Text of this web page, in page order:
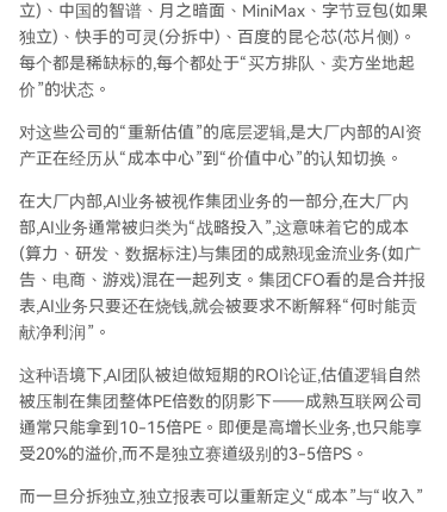
立)、中国的智谱、月之暗面、MiniMax、字节豆包(如果
独立)、快手的可灵(分拆中)、百度的昆仑芯(芯片侧)。
每个都是稀缺标的,每个都处于“买方排队、卖方坐地起
价”的状态。
对这些公司的“重新估值”的底层逻辑,是大厂内部的AI资
产正在经历从“成本中心”到“价值中心”的认知切换。
在大厂内部,AI业务被视作集团业务的一部分,在大厂内
部,AI业务通常被归类为“战略投入”,这意味着它的成本
(算力、研发、数据标注)与集团的成熟现金流业务(如广
告、电商、游戏)混在一起列支。集团CFO看的是合并报
表,AI业务只要还在烧钱,就会被要求不断解释“何时能贡
献净利润”。
这种语境下,AI团队被迫做短期的ROI论证,估值逻辑自然
被压制在集团整体PE倍数的阴影下——成熟互联网公司
通常只能拿到10-15倍PE。即便是高增长业务,也只能享
受20%的溢价,而不是独立赛道级别的3-5倍PS。
而一旦分拆独立,独立报表可以重新定义“成本”与“收入”